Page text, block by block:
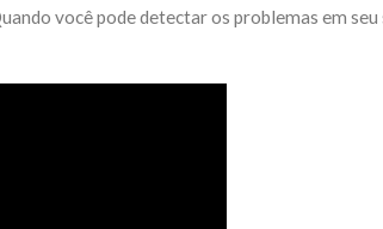
você pode detectar os problemas em